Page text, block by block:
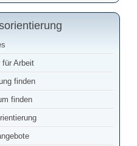
für Arbeit
finden
finden